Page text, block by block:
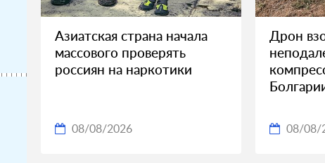
Азиатская страна начала
массового проверять
россиян на наркотики
08/08/2026
Дрон
08/08/